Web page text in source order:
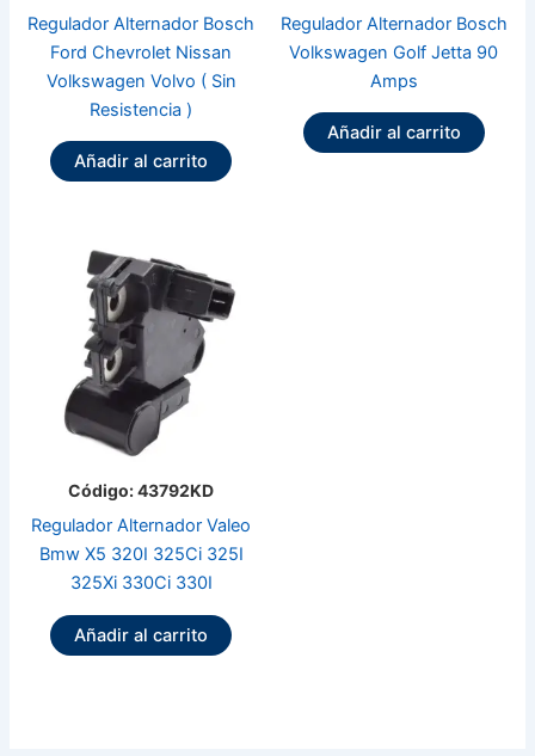
Regulador Alternador Bosch
Ford Chevrolet Nissan
Volkswagen Volvo ( Sin
Resistencia )
Añadir al carrito
Regulador Alternador Bosch
Volkswagen Golf Jetta 90
Amps
Añadir al carrito
Código: 43792KD
Regulador Alternador Valeo
Bmw X5 320I 325Ci 325I
325Xi 330Ci 330I
Añadir al carrito